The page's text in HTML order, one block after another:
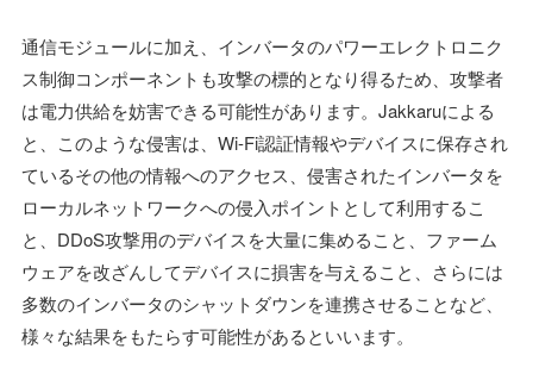
通信モジュールに加え、インバータのパワーエレクトロニク
ス制御コンポーネントも攻撃の標的となり得るため、攻撃者
は電力供給を妨害できる可能性があります。Jakkaruによる
と、このような侵害は、Wi-Fi認証情報やデバイスに保存され
ているその他の情報へのアクセス、侵害されたインバータを
ローカルネットワークへの侵入ポイントとして利用するこ
と、DDoS攻撃用のデバイスを大量に集めること、ファーム
ウェアを改ざんしてデバイスに損害を与えること、さらには
多数のインバータのシャットダウンを連携させることなど、
様々な結果をもたらす可能性があるといいます。